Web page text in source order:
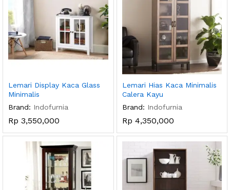
Lemari Display Kaca Glass
Minimalis
Brand: Indofurnia
Rp 3,550,000
Lemari Hias Kaca Minimalis
Calera Kayu
Brand: Indofurnia
Rp 4,350,000